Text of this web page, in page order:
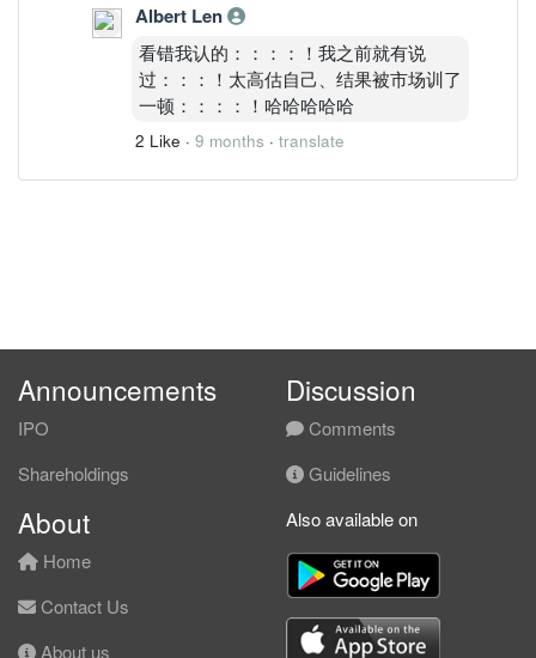
Albert Len
看错我认的：：：：！我之前就有说
过：：：！太高估自己、结果被市场训了
一顿：：：：！哈哈哈哈哈
2 Like · 9 months · translate
Announcements
IPO
Shareholdings
Discussion
Comments
Guidelines
About
Home
Contact Us
About us
Also available on